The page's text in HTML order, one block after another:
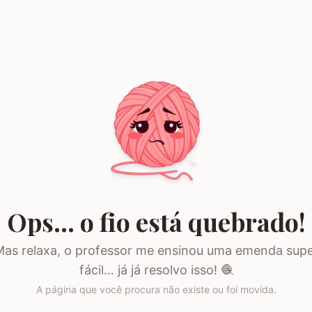
Ops… o fio está quebrado!
relaxa, o professor me ensinou uma emenda
fácil… já já resolvo isso! 🧶
A página que você procura não existe ou foi movida.